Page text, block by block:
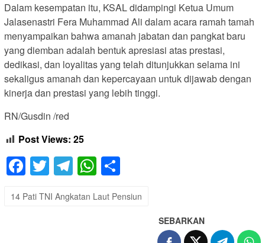
Dalam kesempatan itu, KSAL didampingi Ketua Umum
Jalasenastri Fera Muhammad Ali dalam acara ramah tamah
menyampaikan bahwa amanah jabatan dan pangkat baru
yang diemban adalah bentuk apresiasi atas prestasi,
dedikasi, dan loyalitas yang telah ditunjukkan selama ini
sekaligus amanah dan kepercayaan untuk dijawab dengan
kinerja dan prestasi yang lebih tinggi.
RN/Gusdin /red
Post Views: 25
Facebook
TwitterTelegram
WhatsApp
14 Pati TNI Angkatan Laut Pensiun
SEBARKAN